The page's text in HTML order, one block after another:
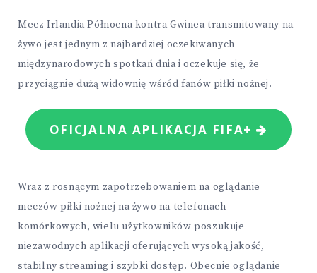
Mecz Irlandia Północna kontra Gwinea transmitowany na
żywo jest jednym z najbardziej oczekiwanych
międzynarodowych spotkań dnia i oczekuje się, że
przyciągnie dużą widownię wśród fanów piłki nożnej.
OFICJALNA APLIKACJA FIFA+
Wraz z rosnącym zapotrzebowaniem na oglądanie
meczów piłki nożnej na żywo na telefonach
komórkowych, wielu użytkowników poszukuje
niezawodnych aplikacji oferujących wysoką jakość,
stabilny streaming i szybki dostęp. Obecnie oglądanie